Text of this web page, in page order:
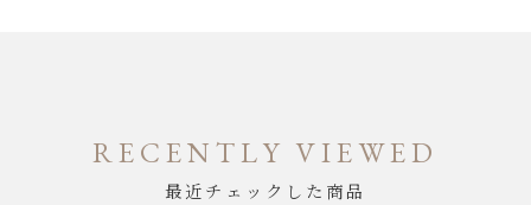
RECENTLY VIEWED
最近チェックした商品